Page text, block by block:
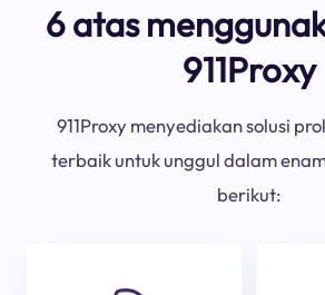
6 atas
911Proxy
911Proxy menyediakan solusi
terbaik untuk unggul dalam
berikut: